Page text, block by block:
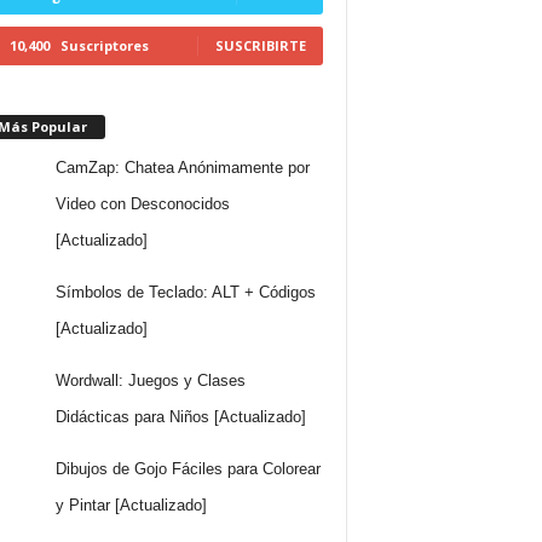
10,400 Suscriptores SUSCRIBIRTE
Popular
CamZap: Chatea Anónimamente por
Video con Desconocidos
[Actualizado]
Símbolos de Teclado: ALT + Códigos
[Actualizado]
Wordwall: Juegos y Clases
Didácticas para Niños [Actualizado]
Dibujos de Gojo Fáciles para Colorear
y Pintar [Actualizado]